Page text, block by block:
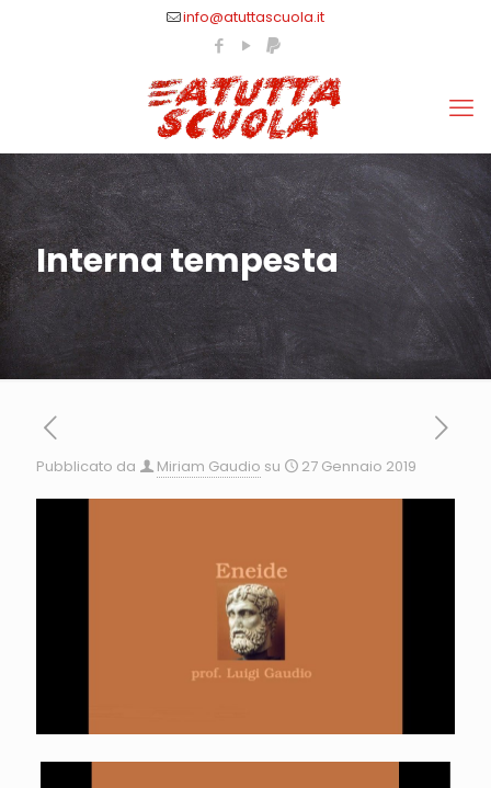
info@atuttascuola.it
Interna tempesta
Pubblicato da Miriam Gaudio su 27 Gennaio 2019